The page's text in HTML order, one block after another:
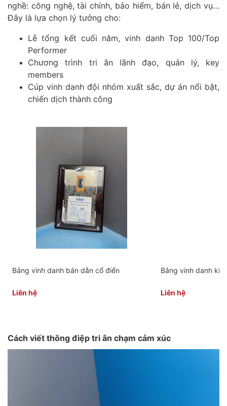
nghề: công nghệ, tài chính, bảo hiểm, bán lẻ, dịch vụ…
Đây là lựa chọn lý tưởng cho:
Lễ tổng kết cuối năm, vinh danh Top 100/Top
Performer
Chương trình tri ân lãnh đạo, quản lý, key
members
Cúp vinh danh đội nhóm xuất sắc, dự án nổi bật,
chiến dịch thành công
Bảng vinh danh bán dẫn cổ điển
Liên hệ
Bảng vinh danh
Liên hệ
Cách viết thông điệp tri ân chạm cảm xúc